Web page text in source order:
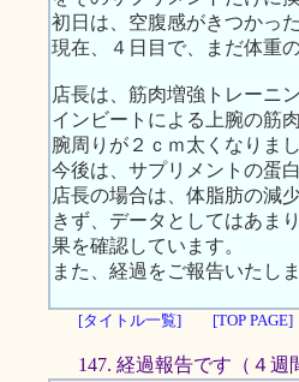
初日は、空腹感がきつかっ
現在、４日目で、まだ体重
店長は、筋肉増強トレーニ
インビートによる上腕の筋
腕周りが２ｃｍ太くなりまし
今後は、サプリメントの蛋
店長の場合は、体脂肪の減
きず、データとしてはあま
果を確認しています。
また、経過をご報告いたしま
[タイトル一覧] [TOP PAGE]
147. 経過報告です（４週